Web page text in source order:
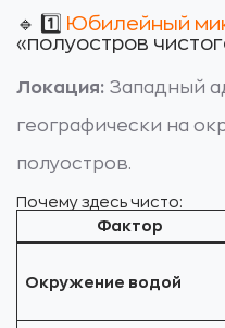
🔹 1️⃣ Юбилейный
«полуостров
Локация: Западный
географически на
полуостров.
Почему здесь чисто:
Фактор
Окружение водой